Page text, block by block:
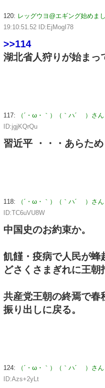
120: レッグウヨ@エギング始めま
19:10:51.52 ID:EjMogI78
>>114
湖北省人狩りが始ま
117: （´・ω・｀）（｀ハ´ ）さん
ID:jgjKQrQu
習近平 ・・・あらた
118: （´・ω・｀）（｀ハ´ ）さん
ID:TC6uVU8W
中国史のお約束か。
飢饉・疫病で人民が蜂
どさくさまぎれに王朝
共産党王朝の終焉で春
振り出しに戻る。
124: （´・ω・｀）（｀ハ´ ）さん
ID:Azs+2yLt